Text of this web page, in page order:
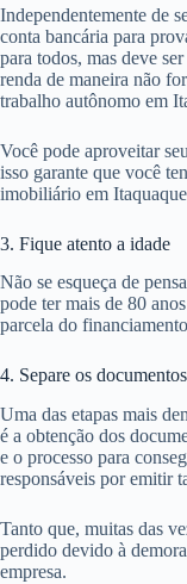
Independentemente de
conta bancária para
para todos, mas deve
renda de maneira não
trabalho autônomo em
Você pode aproveitar
isso garante que você
imobiliário em
3. Fique atento a idade
Não se esqueça de
pode ter mais de 80
parcela do
4. Separe os
Uma das etapas mais
é a obtenção dos
e o processo para
responsáveis por emitir
Tanto que, muitas das
perdido devido à
empresa.